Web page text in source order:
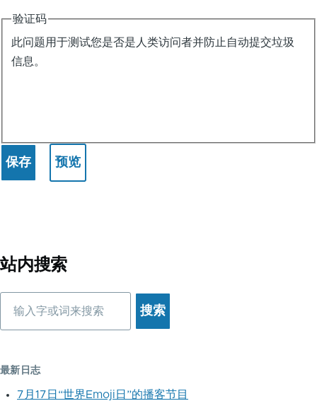
验证码
此问题用于测试您是否是人类访问者并防止自动提交垃圾
信息。
站内搜索
最新日志
7月17日“世界Emoji日”的播客节目